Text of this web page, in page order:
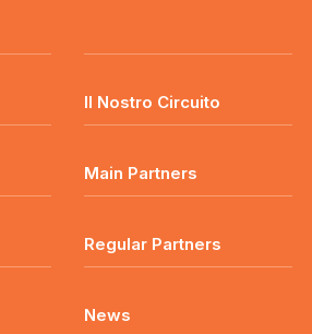
Il Nostro Circuito
Main Partners
Regular Partners
News